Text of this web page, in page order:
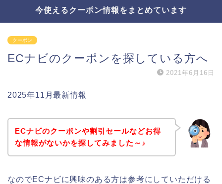
今使えるクーポン情報をまとめています
クーポン
ECナビのクーポンを探している方へ
2021年6月16日
2025年11月最新情報
ECナビのクーポンや割引セールなどお得
な情報がないかを探してみました～♪
なのでECナビに興味のある方は参考にしていただける